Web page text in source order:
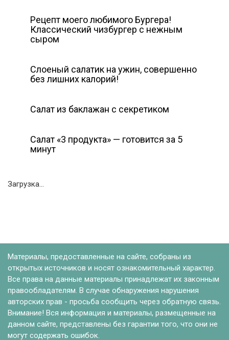
Рецепт моего любимого Бургера!
Классический чизбургер с нежным
сыром
Слоеный салатик на ужин, совершенно
без лишних калорий!
Салат из баклажан с секретиком
Салат «3 продукта» — готовится за 5
минут
Загрузка...
Материалы, предоставленные на сайте, собраны из
открытых источников и носят ознакомительный характер.
Все права на данные материалы принадлежат их законным
правообладателям. В случае обнаружения нарушения
авторских прав - просьба сообщить через обратную связь.
Внимание! Вся информация и материалы, размещенные на
данном сайте, представлены без гарантии того, что они не
могут содержать ошибок.